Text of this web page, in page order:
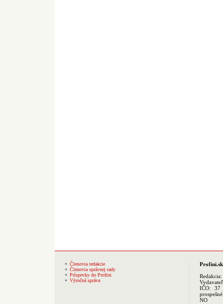
Členovia redakcie
Členovia správnej rady
Príspevky do Profini
Výročná správa
Profini.sk
Redakcia:
IČO: 37
NO